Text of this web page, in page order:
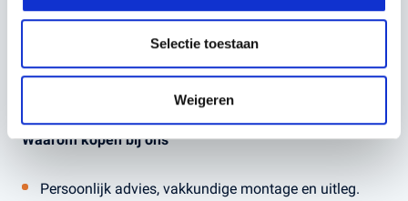
Selectie toestaan
Weigeren
Sleutelstart, laad- en onderhoudstoegang
Handleiding en basismontagemateriaal
(Mulchplug en trekhaak optioneel verkrijgbaar.)
Waarom kopen bij ons
Persoonlijk advies, vakkundige montage en uitleg.